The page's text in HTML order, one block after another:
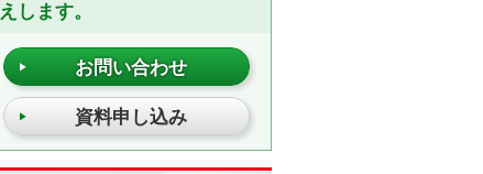
します。
お問い合わせ
資料申し込み